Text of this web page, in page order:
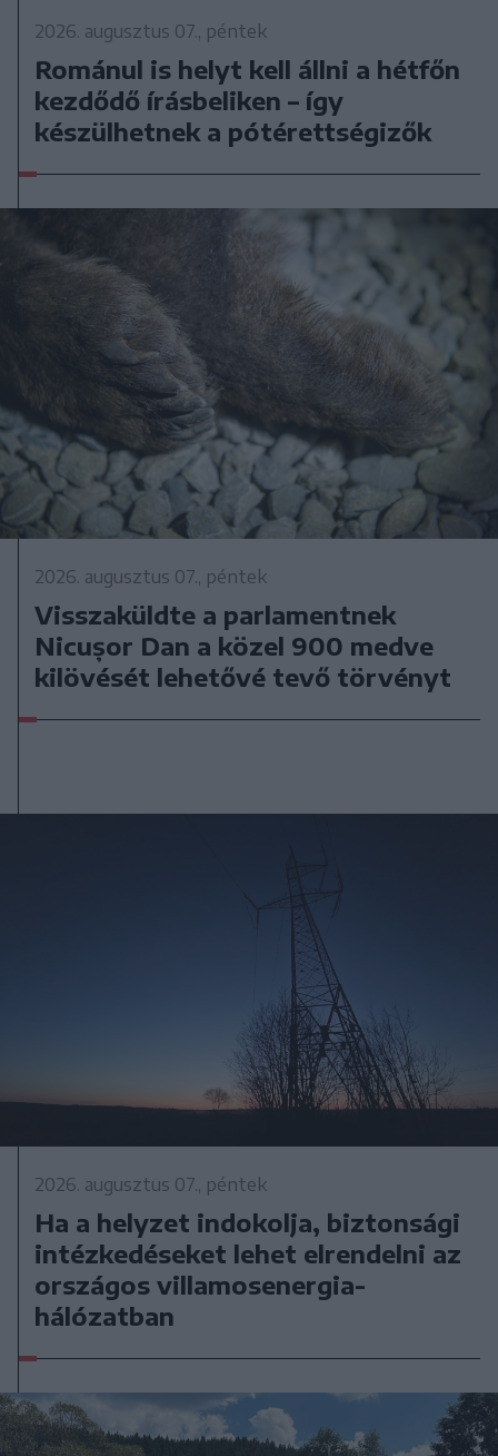
2026. augusztus 07., péntek
Románul is helyt kell állni a hétfőn
kezdődő írásbeliken – így
készülhetnek a pótérettségizők
2026. augusztus 07., péntek
Visszaküldte a parlamentnek
Nicușor Dan a közel 900 medve
kilövését lehetővé tevő törvényt
2026. augusztus 07., péntek
Ha a helyzet indokolja, biztonsági
intézkedéseket lehet elrendelni az
országos villamosenergia-
hálózatban